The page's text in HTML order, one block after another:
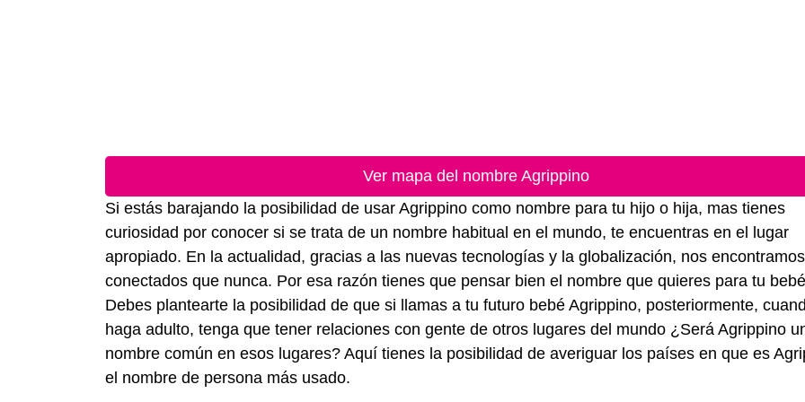
Ver mapa del nombre Agrippino
Si estás barajando la posibilidad de usar Agrippino como nombre para tu hijo o hija, mas tienes
curiosidad por conocer si se trata de un nombre habitual en el mundo, te encuentras en el lugar
apropiado. En la actualidad, gracias a las nuevas tecnologías y la globalización, nos
conectados que nunca. Por esa razón tienes que pensar bien el nombre que quieres para tu
Debes plantearte la posibilidad de que si llamas a tu futuro bebé Agrippino, posteriormente,
haga adulto, tenga que tener relaciones con gente de otros lugares del mundo ¿Será Agrippino
nombre común en esos lugares? Aquí tienes la posibilidad de averiguar los países en que es
el nombre de persona más usado.